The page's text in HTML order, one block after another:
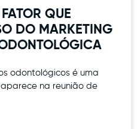
QUE
DO MARKETING
odontológicos é uma
na reunião de